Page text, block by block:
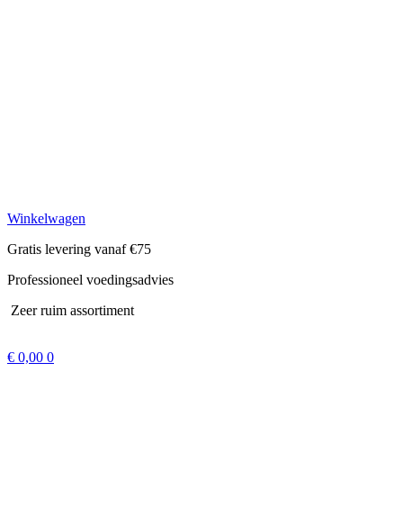
Winkelwagen
Gratis levering vanaf €75
Professioneel voedingsadvies
Zeer ruim assortiment
€ 0,00 0